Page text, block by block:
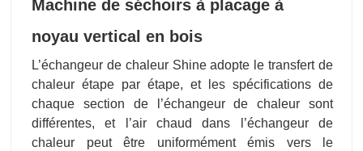
Machine de séchoirs à placage à
noyau vertical en bois
L’échangeur de chaleur Shine adopte le transfert de
chaleur étape par étape, et les spécifications de
chaque section de l’échangeur de chaleur sont
différentes, et l’air chaud dans l’échangeur de
chaleur peut être uniformément émis vers le